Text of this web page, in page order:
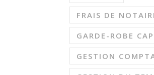
FRAIS DE
GARDE-ROBE
GESTION